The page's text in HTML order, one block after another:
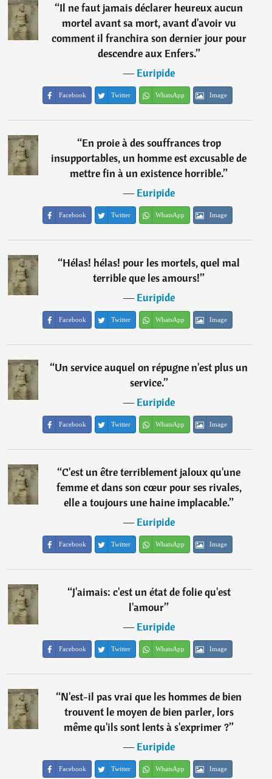
“Il ne faut jamais déclarer heureux aucun
mortel avant sa mort, avant d'avoir vu
comment il franchira son dernier jour pour
descendre aux Enfers.”
―Euripide
Facebook Twitter WhatsApp Image
“En proie à des souffrances trop
insupportables, un homme est excusable de
mettre fin à un existence horrible.”
―Euripide
Facebook Twitter WhatsApp Image
“Hélas! hélas! pour les mortels, quel mal
terrible que les amours!”
―Euripide
Facebook Twitter WhatsApp Image
“Un service auquel on répugne n'est plus un
service.”
―Euripide
Facebook Twitter WhatsApp Image
“C'est un être terriblement jaloux qu'une
femme et dans son cœur pour ses rivales,
elle a toujours une haine implacable.”
―Euripide
Facebook Twitter WhatsApp Image
“J'aimais: c'est un état de folie qu'est
l'amour”
―Euripide
Facebook Twitter WhatsApp Image
“N'est-il pas vrai que les hommes de bien
trouvent le moyen de bien parler, lors
même qu'ils sont lents à s'exprimer ?”
―Euripide
Facebook Twitter WhatsApp Image